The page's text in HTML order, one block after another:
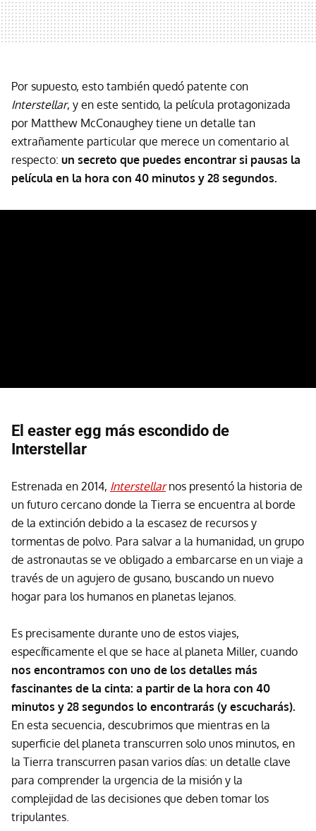
Por supuesto, esto también quedó patente con
Interstellar, y en este sentido, la película protagonizada
por Matthew McConaughey tiene un detalle tan
extrañamente particular que merece un comentario al
respecto: un secreto que puedes encontrar si pausas la
película en la hora con 40 minutos y 28 segundos.
El easter egg más escondido de
Interstellar
Estrenada en 2014, Interstellarnos presentó la historia de
un futuro cercano donde la Tierra se encuentra al borde
de la extinción debido a la escasez de recursos y
tormentas de polvo. Para salvar a la humanidad, un grupo
de astronautas se ve obligado a embarcarse en un viaje a
través de un agujero de gusano, buscando un nuevo
hogar para los humanos en planetas lejanos.
Es precisamente durante uno de estos viajes,
específicamente el que se hace al planeta Miller, cuando
nos encontramos con uno de los detalles más
fascinantes de la cinta: a partir de la hora con 40
minutos y 28 segundos lo encontrarás (y escucharás).
En esta secuencia, descubrimos que mientras en la
superficie del planeta transcurren solo unos minutos, en
la Tierra transcurren pasan varios días: un detalle clave
para comprender la urgencia de la misión y la
complejidad de las decisiones que deben tomar los
tripulantes.